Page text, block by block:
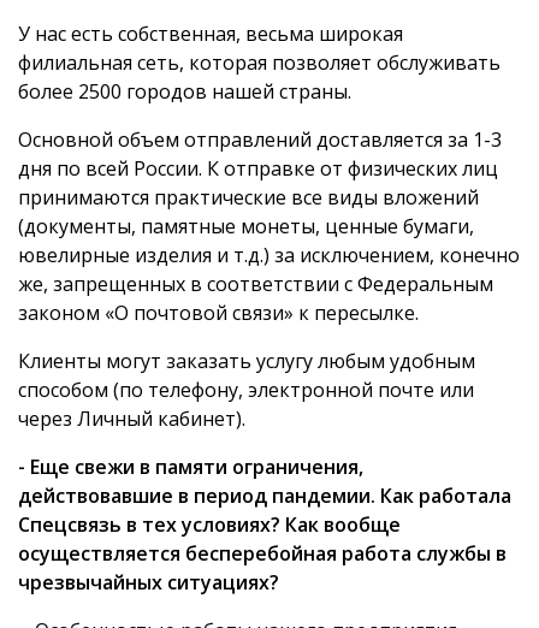
У нас есть собственная, весьма широкая
филиальная сеть, которая позволяет обслуживать
более 2500 городов нашей страны.
Основной объем отправлений доставляется за 1-3
дня по всей России. К отправке от физических лиц
принимаются практические все виды вложений
(документы, памятные монеты, ценные бумаги,
ювелирные изделия и т.д.) за исключением, конечно
же, запрещенных в соответствии с Федеральным
законом «О почтовой связи» к пересылке.
Клиенты могут заказать услугу любым удобным
способом (по телефону, электронной почте или
через Личный кабинет).
- Еще свежи в памяти ограничения,
действовавшие в период пандемии. Как работала
Спецсвязь в тех условиях? Как вообще
осуществляется бесперебойная работа службы в
чрезвычайных ситуациях?